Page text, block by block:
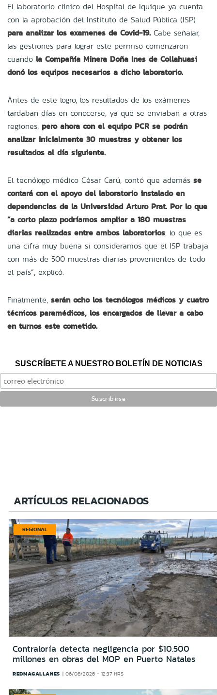
El laboratorio clínico del Hospital de Iquique ya cuenta
con la aprobación del Instituto de Salud Pública (ISP)
para analizar los examenes de Covid-19. Cabe señalar,
las gestiones para lograr este permiso comenzaron
cuando la Compañía Minera Doña Ines de Collahuasi
donó los equipos necesarios a dicho laboratorio.
Antes de este logro, los resultados de los exámenes
tardaban días en conocerse, ya que se enviaban a otras
regiones, pero ahora con el equipo PCR se podrán
analizar inicialmente 30 muestras y obtener los
resultados al día siguiente.
El tecnólogo médico César Carú, contó que además se
contará con el apoyo del laboratorio instalado en
dependencias de la Universidad Arturo Prat. Por lo que
“a corto plazo podríamos ampliar a 180 muestras
diarias realizadas entre ambos laboratorios, lo que es
una cifra muy buena si consideramos que el ISP trabaja
con más de 500 muestras diarias provenientes de todo
el país”, explicó.
Finalmente, serán ocho los tecnólogos médicos y cuatro
técnicos paramédicos, los encargados de llevar a cabo
en turnos este cometido.
SUSCRÍBETE A NUESTRO BOLETÍN DE NOTICIAS
ARTÍCULOS RELACIONADOS
REGIONAL
Contraloría detecta negligencia por $10.500
millones en obras del MOP en Puerto Natales
REDMAGALLANES 06/08/2026 - 12:37 HRS